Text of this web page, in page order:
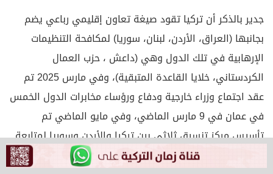
جدير بالذكر أن تركيا تقود صيغة تعاون إقليمي رباعي يضم
بجانبها (العراق، الأردن، لبنان، سوريا) لمكافحة التنظيمات
الإرهابية في تلك الدول وهي (داعش ، حزب العمال
الكردستاني، خلايا القاعدة المتبقية)، وفي مارس 2025 تم
عقد اجتماع وزراء خارجية ودفاع ورؤساء مخابرات الدول الخمس
في عمان في 9 مارس الماضي، وفي مايو الماضي تم
تأسيس مركز تنسيق ثلاثي بين تركيا والأردن وسوريا لمتابعة
تنفيذ ما يتم التوصل اليه من اتفاقيات لمكافحة الإرهاب.